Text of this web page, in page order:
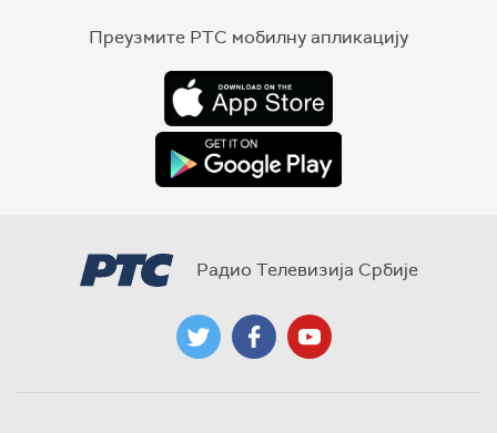
Преузмите РТС мобилну апликацију
Радио Телевизија Србије